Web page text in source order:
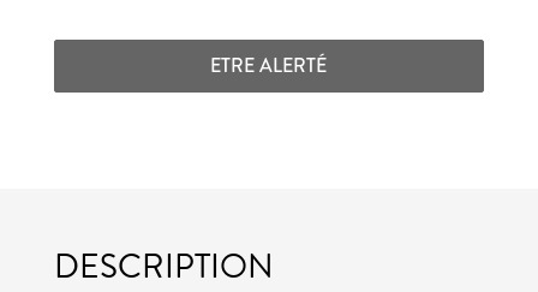
ETRE ALERTÉ
DESCRIPTION